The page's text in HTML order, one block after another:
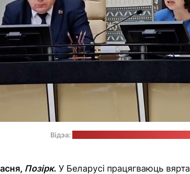
Відэа:
Позірк. У Беларусі працягваюць